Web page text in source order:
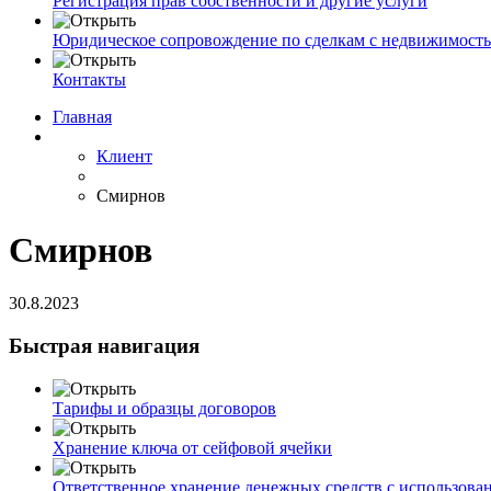
Юридическое сопровождение по сделкам с
Контакты
Главная
Клиент
Смирнов
Смирнов
30.8.2023
Быстрая навигация
Тарифы и образцы договоров
Хранение ключа от сейфовой ячейки
Ответственное хранение денежных средств с